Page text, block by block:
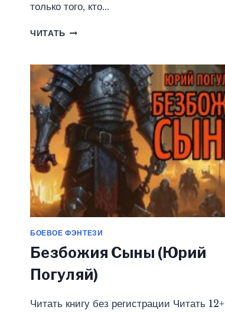
только того, кто…
ЧИТАТЬ ШУТ
КНИГА
ПЕРВАЯ.
ВЫВОДОК
(ЮРИЙ
ПОГУЛЯЙ)
БОЕВОЕ ФЭНТЕЗИ
Безбожия Сыны (Юрий
Погуляй)
Читать книгу без регистрации Читать 12+